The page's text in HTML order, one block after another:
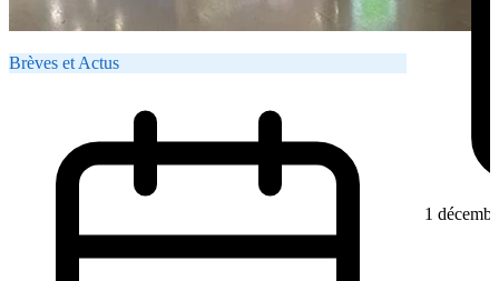
Brèves et Actus
1